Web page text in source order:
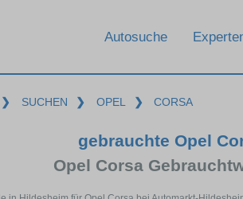
Autosuche
❯ SUCHEN ❯ OPEL ❯ CORSA
gebrauchte Opel
Opel Corsa